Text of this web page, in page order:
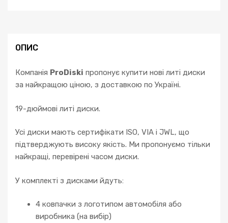
ОПИС
Компанія ProDiski пропонує купити нові литі диски
за найкращою ціною, з доставкою по Україні.
19-дюймові литі диски.
Усі диски мають сертифікати ISO, VIA і JWL, що
підтверджують високу якість. Ми пропонуємо тільки
найкращі, перевірені часом диски.
У комплекті з дисками йдуть:
4 ковпачки з логотипом автомобіля або
виробника (на вибір)